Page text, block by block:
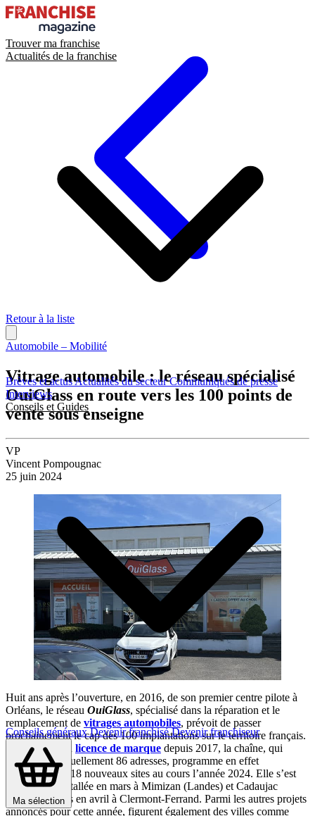
Trouver ma franchise
Actualités de la franchise
Brèves et actusActualités du secteurCommuniqués de presse
Interviews
Conseils et Guides
Conseils générauxDevenir franchiséDevenir franchiseur
Ma sélection
Retour à la liste
Automobile – Mobilité
Vitrage automobile : le réseau spécialisé
OuiGlass en route vers les 100 points de
vente sous enseigne
VP
Vincent Pompougnac
25 juin 2024
Huit ans après l’ouverture, en 2016, de son premier centre pilote à
Orléans, le réseau OuiGlass, spécialisé dans la réparation et le
remplacement de vitrages automobiles, prévoit de passer
prochainement le cap des 100 implantations sur le territoire français.
Développée en licence de marque depuis 2017, la chaîne, qui
revendique actuellement 86 adresses, programme en effet
l’ouverture de 18 nouveaux sites au cours l’année 2024. Elle s’est
notamment installée en mars à Mimizan (Landes) et Cadaujac
(Gironde), puis en avril à Clermont-Ferrand. Parmi les autres projets
annoncés pour cette année, figurent également des villes comme